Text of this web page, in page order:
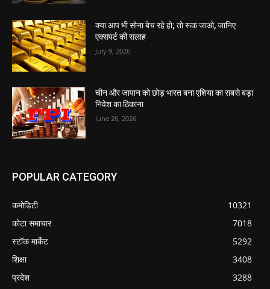
क्या आप भी सोना बेच रहे हो; तो रूक जाओ, जानिए
एक्सपर्ट की सलाह
July 9, 2026
चीन और जापान को छोड़ भारत बना एशिया का सबसे बड़ा
निवेश का ठिकाना
June 26, 2026
POPULAR CATEGORY
कमोडिटी
10321
कोटा समाचार
7018
स्टॉक मार्केट
5292
शिक्षा
3408
प्रदेश
3288